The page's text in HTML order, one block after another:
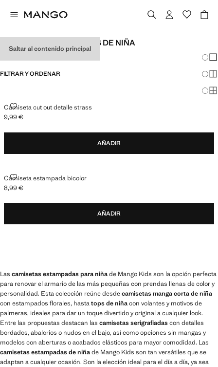
Saltar al contenido principal
CAMISETAS ESTAMPADAS DE NIÑA
FILTRAR Y ORDENAR
Camiseta cut out detalle strass
CAMISETA CUT OUT DETALLE STRASS
Precio actual [9,99 € ]
9,99 €
AÑADIR
Camiseta estampada bicolor
CAMISETA ESTAMPADA BICOLOR
Precio actual [8,99 € ]
8,99 €
AÑADIR
Las camisetas estampadas para niñade Mango Kids son la opción perfecta
para renovar el armario de las más pequeñas con prendas llenas de color y
personalidad. Esta colección reúne desdecamisetas manga corta de niña
con estampados florales, hastatops de niñacon volantes y motivos de
palmeras, ideales para dar un toque divertido y original a cualquier look.
Entre las propuestas destacan las camisetas serigrafiadascon detalles
bordados, abalorios o nudos en el bajo, así como opciones sin mangas y
modelos con aberturas o acabados elásticos para mayor comodidad. Las
camisetas estampadas de niñade Mango Kids son tan versátiles que se
adaptan a cualquier ocasión. Son la elección ideal para el día a día, ya sea